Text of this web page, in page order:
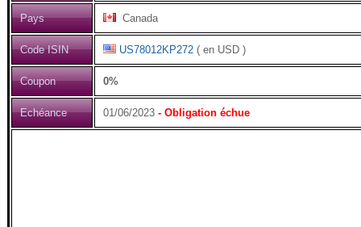
Pays Canada
Code ISIN US78012KP272 ( en USD )
Coupon 0%
Echéance 01/06/2023 - Obligation échue